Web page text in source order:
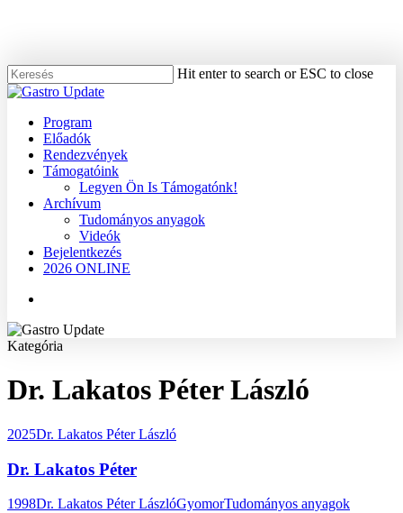
content
Hit enter to search or ESC to close
Close
Menu
Program
Előadók
Rendezvények
Támogatóink
Legyen Ön Is Támogatónk!
Archívum
Tudományos anyagok
Videók
Bejelentkezés
2026 ONLINE
Kategória
Dr. Lakatos Péter László
2025Dr. Lakatos Péter László
Dr. Lakatos Péter
1998Dr. Lakatos Péter LászlóGyomorTudományos anyagok